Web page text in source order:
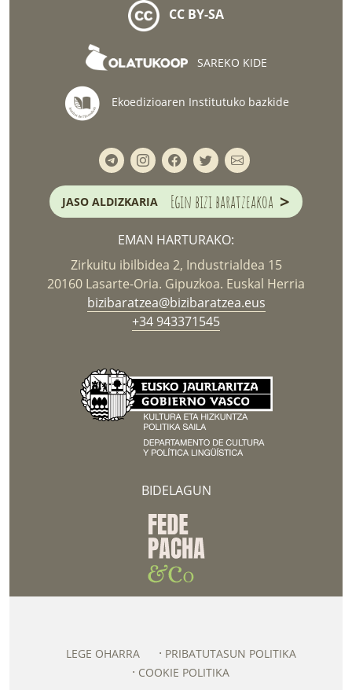
CC BY-SA
SAREKO KIDE
Ekoedizioaren Institutuko bazkide
JASO ALDIZKARIA Egin bizi baratzeakoa >
EMAN HARTURAKO:
Zirkuitu ibilbidea 2, Industrialdea 15
20160 Lasarte-Oria. Gipuzkoa. Euskal Herria
bizibaratzea@bizibaratzea.eus
+34 943371545
BIDELAGUN
LEGE OHARRA
PRIBATUTASUN POLITIKA
COOKIE POLITIKA